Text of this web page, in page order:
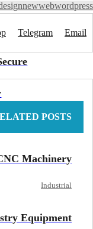
newwebwordpress
Telegram Email
POSTS ...
Machinery
Industrial
Equipment